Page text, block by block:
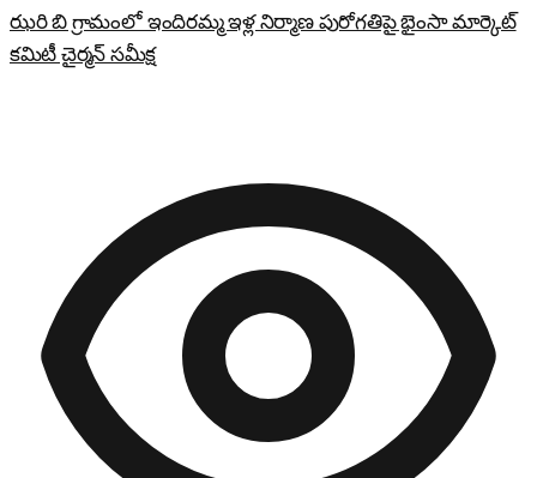
ఝరి బి గ్రామంలో ఇందిరమ్మ ఇళ్ల నిర్మాణ పురోగతిపై భైంసా మార్కెట్
కమిటీ చైర్మన్ సమీక్ష